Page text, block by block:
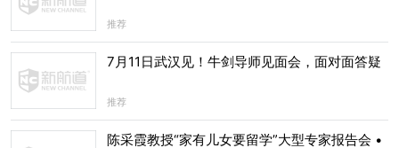
推荐
7月11日武汉见！牛剑导师见面会，面对面答疑
推荐
陈采霞教授“家有儿女要留学”大型专家报告会 •